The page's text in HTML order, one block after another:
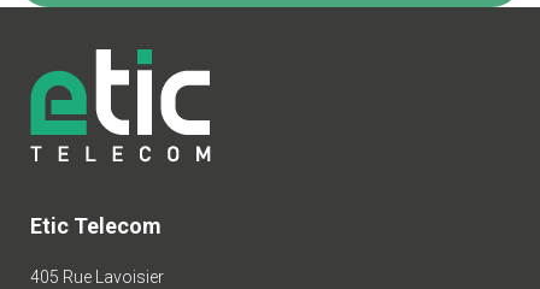
Etic Telecom
405 Rue Lavoisier